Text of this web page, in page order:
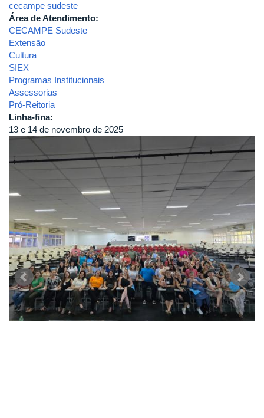
cecampe sudeste
Área de Atendimento:
CECAMPE Sudeste
Extensão
Cultura
SIEX
Programas Institucionais
Assessorias
Pró-Reitoria
Linha-fina:
13 e 14 de novembro de 2025